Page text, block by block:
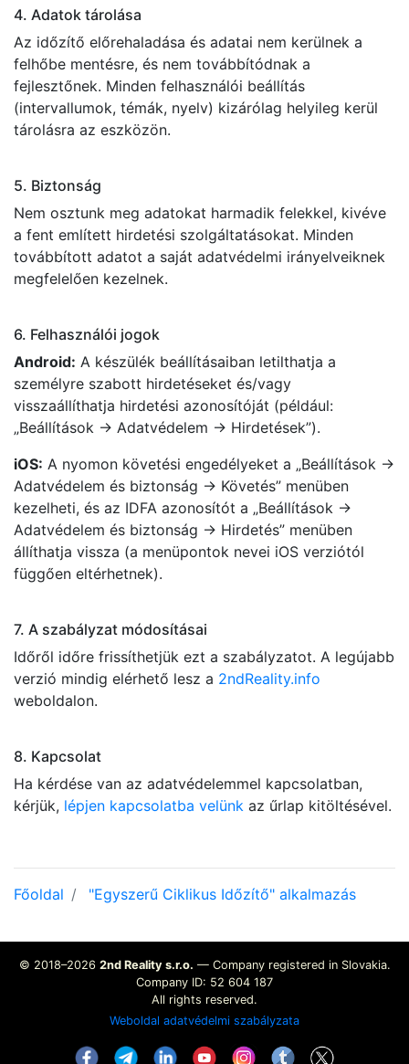
4. Adatok tárolása
Az időzítő előrehaladása és adatai nem kerülnek a
felhőbe mentésre, és nem továbbítódnak a
fejlesztőnek. Minden felhasználói beállítás
(intervallumok, témák, nyelv) kizárólag helyileg kerül
tárolásra az eszközön.
5. Biztonság
Nem osztunk meg adatokat harmadik felekkel, kivéve
a fent említett hirdetési szolgáltatásokat. Minden
továbbított adatot a saját adatvédelmi irányelveiknek
megfelelően kezelnek.
6. Felhasználói jogok
Android: A készülék beállításaiban letilthatja a
személyre szabott hirdetéseket és/vagy
visszaállíthatja hirdetési azonosítóját (például:
„Beállítások → Adatvédelem → Hirdetések”).
iOS: A nyomon követési engedélyeket a „Beállítások →
Adatvédelem és biztonság → Követés” menüben
kezelheti, és az IDFA azonosítót a „Beállítások →
Adatvédelem és biztonság → Hirdetés” menüben
állíthatja vissza (a menüpontok nevei iOS verziótól
függően eltérhetnek).
7. A szabályzat módosításai
Időről időre frissíthetjük ezt a szabályzatot. A legújabb
verzió mindig elérhető lesz a 2ndReality.info
weboldalon.
8. Kapcsolat
Ha kérdése van az adatvédelemmel kapcsolatban,
kérjük, lépjen kapcsolatba velünk az űrlap kitöltésével.
Főoldal "Egyszerű Ciklikus Időzítő" alkalmazás
© 2018–2026 2nd Reality s.r.o. — Company registered in Slovakia.
Company ID: 52 604 187
All rights reserved.
Weboldal adatvédelmi szabályzata